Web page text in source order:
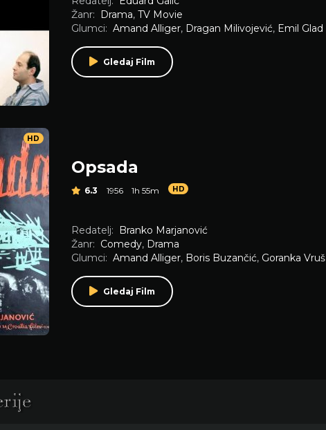
Žanr:
Drama, TV Movie
Glumci: Amand Alliger, Dragan Milivojević, Emil Glad
Gledaj Film
HD
Opsada
6.3 1956 1h 55m HD
Redatelj:
Branko Marjanović
Žanr: Comedy, Drama
Glumci: Amand Alliger, Boris Buzančić, Goranka Vruš
Gledaj Film